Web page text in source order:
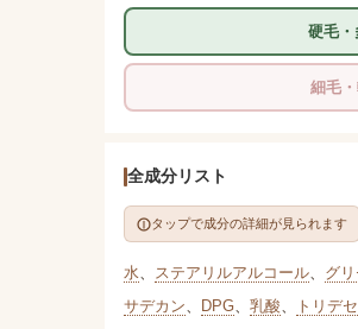
硬毛
細毛
全成分リスト
タップで成分の詳細が見られます
水、 ステアリルアルコール、 グ
サデカン、 DPG、 乳酸、 トリデ